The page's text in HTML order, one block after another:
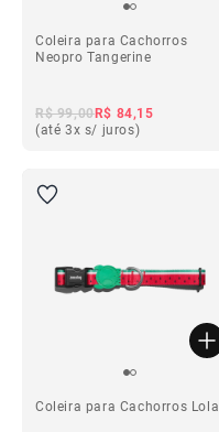
Coleira para Cachorros
Neopro Tangerine
R$ 99,00R$ 84,15
(até 3x s/ juros)
Coleira para Cachorros Lola